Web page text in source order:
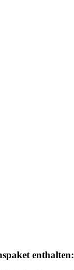
enthalten: